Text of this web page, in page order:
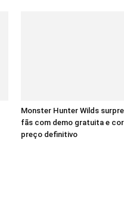
Monster Hunter Wilds
fãs com demo gratuita e
preço definitivo